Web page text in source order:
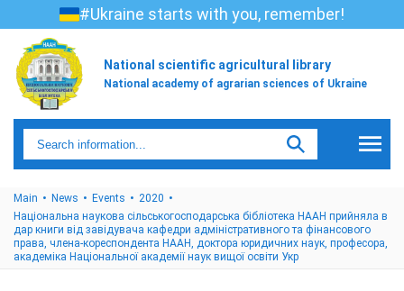
#Ukraine starts with you, remember!
National scientific agricultural library
National academy of agrarian sciences of Ukraine
Main News Events
2020
Національна наукова сільськогосподарська бібліотека НААН прийняла в
дар книги від завідувача кафедри адміністративного та фінансового
права, члена-кореспондента НААН, доктора юридичних наук, професора,
академіка Національної академії наук вищої освіти Укр